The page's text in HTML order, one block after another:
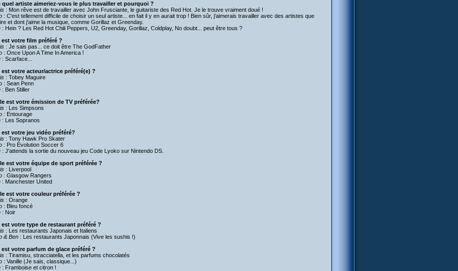
quel artiste aimeriez-vous le plus travailler et pourquoi ?
: Mon rêve est de travailler avec John Frusciante, le guitariste des Red Hot. Je le trouve vraiment doué !
: C'est tellement difficile de choisir un seul artiste... en fait il y en aurait trop ! Bien sûr, j'aimerais travailler avec des artistes que
et dont j'aime la musique, comme Gorillaz et Greenday.
: Hein ? Les Red Hot Chili Peppers, U2, Greenday, Gorillaz, Coldplay, No doubt... peut être tous ?
est votre film préféré ?
: Je sais pas... ce doit être The GodFather
: Once Upon A Time In America !
: Scarface...
est votre acteur/actrice préféré(e) ?
: Tobey Maguire
: Sean Penn
: Ben Stiller
est votre émission de TV préférée?
: Les Simpsons
: Entourage
: Les Sopranos
est votre jeu vidéo préféré?
: Tony Hawk Pro Skater
: Pro Evolution Soccer 6
: J'attends la sortie du nouveau jeu Code Lyoko sur Nintendo DS.
est votre équipe de sport préférée ?
: Liverpool
: Glasgow Rangers
: Manchester United
est votre couleur préférée ?
: Orange
: Bleu foncé
: Noir
est votre type de restaurant préféré ?
: Les restaurants Japonais et Italiens
& Ben : Les restaurants Japonnais (Vive les sushis !)
est votre parfum de glace préféré ?
: Tiramisu, stracciatella, et les parfums chocolatés
: Vanille (Je sais, classique...)
: Framboise et citron !